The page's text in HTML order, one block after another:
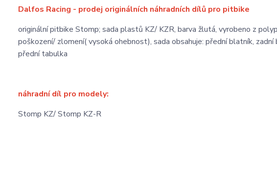
Dalfos Racing - prodej originálních náhradních dílů pro pitbike
originální pitbike Stomp; sada plastů KZ/ KZR, barva žlutá, vyrobeno z
poškození/ zlomení( vysoká ohebnost), sada obsahuje: přední blatník,
přední tabulka
náhradní díl pro modely:
Stomp KZ/ Stomp KZ-R